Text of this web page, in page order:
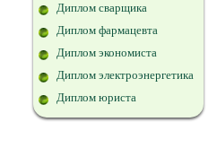
Диплом сварщика
Диплом фармацевта
Диплом экономиста
Диплом электроэнергетика
Диплом юриста